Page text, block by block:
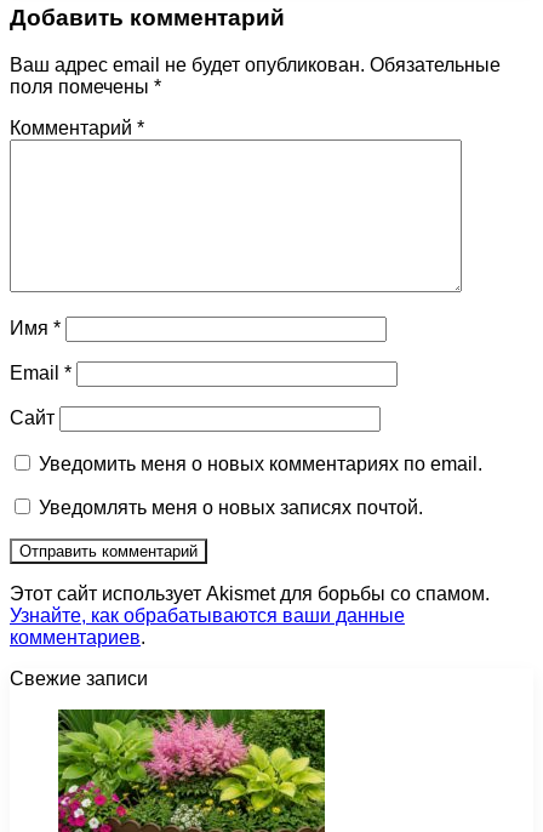
Добавить комментарий
Ваш адрес email не будет опубликован. Обязательные
поля помечены *
Комментарий *
Имя *
Email *
Сайт
Уведомить меня о новых комментариях по email.
Уведомлять меня о новых записях почтой.
Этот сайт использует Akismet для борьбы со спамом.
Узнайте, как обрабатываются ваши данные
комментариев.
Свежие записи